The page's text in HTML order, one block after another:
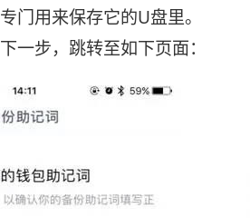
门用来保存它的U盘里。
一步，跳转至如下页面：